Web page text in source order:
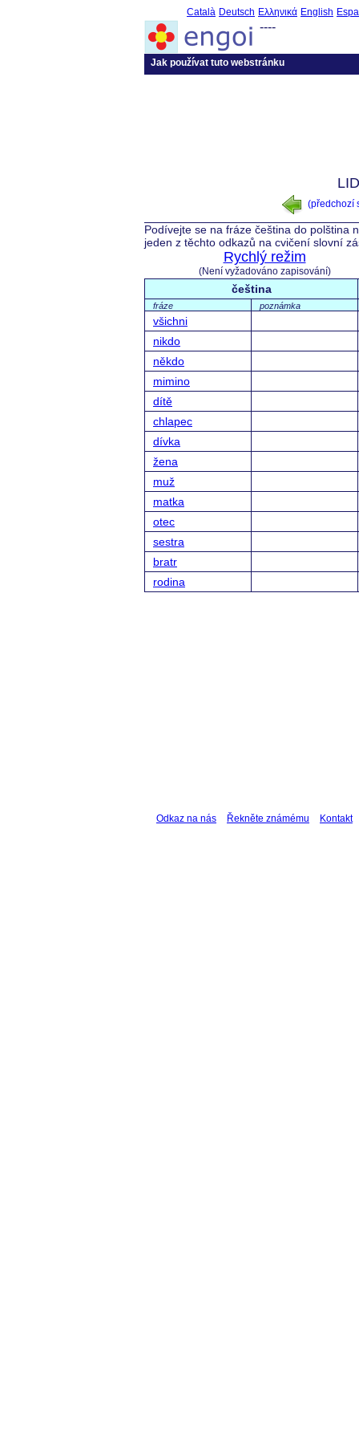
Català Deutsch Ελληνικά English
----
Jak používat tuto webstránku
(předchozí
Podívejte se na fráze čeština do polština
jeden z těchto odkazů na cvičení slovní
Rychlý režim
(Není vyžadováno zapisování)
čeština
fráze poznámka
všichni
nikdo
někdo
mimino
dítě
chlapec
dívka
žena
muž
matka
otec
sestra
bratr
rodina
Odkaz na nás Řekněte známému Kontakt